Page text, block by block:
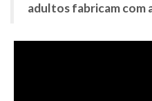
adultos fabricam com